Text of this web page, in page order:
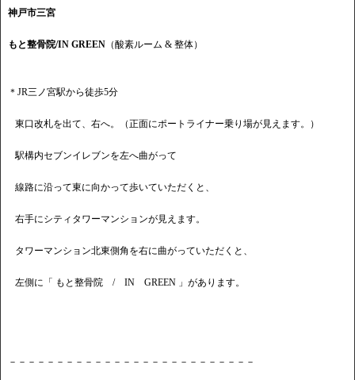
神戸市三宮
もと整骨院/IN GREEN （酸素ルーム & 整体）
＊JR三ノ宮駅から徒歩5分
東口改札を出て、右へ。（正面にポートライナー乗り場が見えます。）
駅構内セブンイレブンを左へ曲がって
線路に沿って東に向かって歩いていただくと、
右手にシティタワーマンションが見えます。
タワーマンション北東側角を右に曲がっていただくと、
左側に「 もと整骨院 / IN GREEN 」があります。
－－－－－－－－－－－－－－－－－－－－－－－－－－